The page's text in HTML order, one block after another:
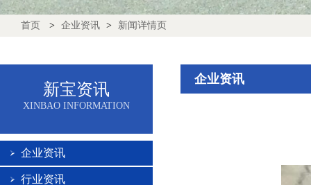
首页 > 企业资讯 > 新闻详情页
新宝资讯
XINBAO INFORMATION
企业资讯
行业资讯
企业资讯